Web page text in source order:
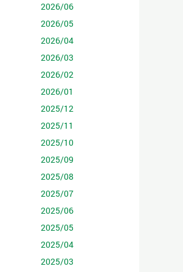
2026/06
2026/05
2026/04
2026/03
2026/02
2026/01
2025/12
2025/11
2025/10
2025/09
2025/08
2025/07
2025/06
2025/05
2025/04
2025/03